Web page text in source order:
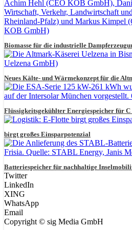
Biomasse für die industrielle
Neues Kälte- und Wärmekonzept für die
Flüssigkeitsgekühlter Energiespeicher für
birgt großes Einsparpotenzial
Batteriespeicher für nachhaltige
Twitter
LinkedIn
XING
WhatsApp
Email
Copyright © sig Media GmbH